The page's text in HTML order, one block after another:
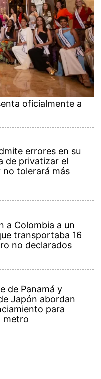
oficialmente a
errores en su
de privatizar el
no tolerará más
a Colombia a un
transportaba 16
no declarados
de Panamá y
Japón abordan
para
metro